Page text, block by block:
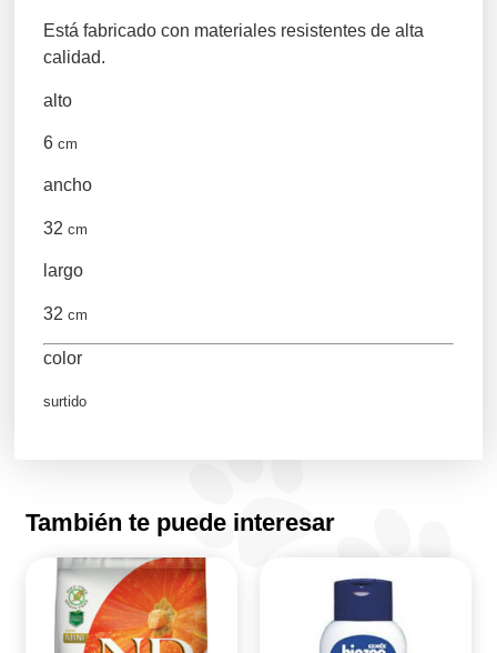
Está fabricado con materiales resistentes de alta
calidad.
alto
6cm
ancho
32cm
largo
32cm
color
surtido
También te puede interesar